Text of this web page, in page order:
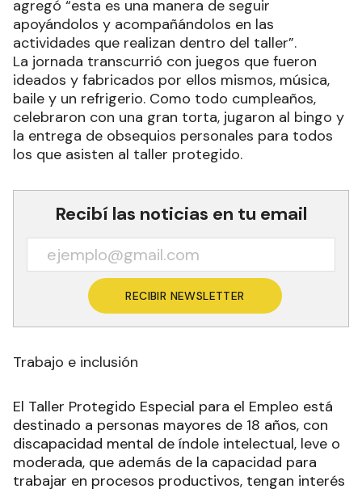
agregó “esta es una manera de seguir
apoyándolos y acompañándolos en las
actividades que realizan dentro del taller”.
La jornada transcurrió con juegos que fueron
ideados y fabricados por ellos mismos, música,
baile y un refrigerio. Como todo cumpleaños,
celebraron con una gran torta, jugaron al bingo y
la entrega de obsequios personales para todos
los que asisten al taller protegido.
Recibí las noticias en tu email
RECIBIR NEWSLETTER
Trabajo e inclusión
El Taller Protegido Especial para el Empleo está
destinado a personas mayores de 18 años, con
discapacidad mental de índole intelectual, leve o
moderada, que además de la capacidad para
trabajar en procesos productivos, tengan interés